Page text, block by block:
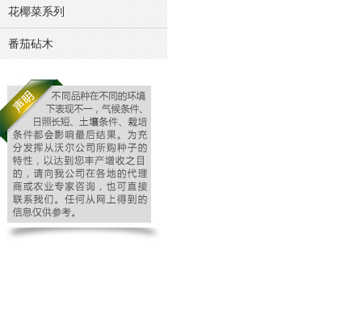
花椰菜系列
番茄砧木